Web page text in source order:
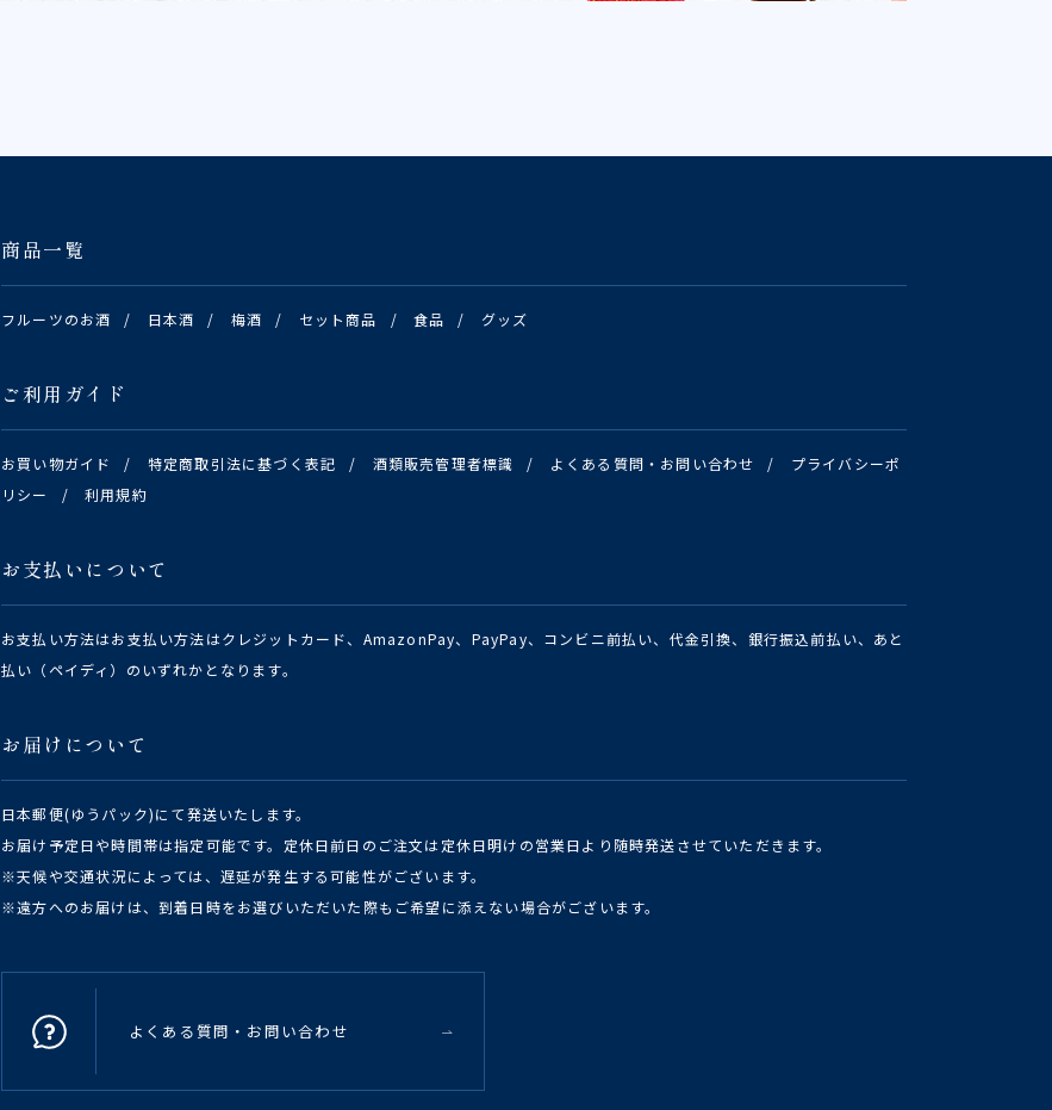
商品一覧
フルーツのお酒 / 日本酒 / 梅酒 / セット商品 / 食品 / グッズ
ご利用ガイド
お買い物ガイド / 特定商取引法に基づく表記 / 酒類販売管理者標識 / よくある質問・お問い合わせ /
プライバシーポ
リシー
/ 利用規約
お支払いについて
お支払い方法はお支払い方法はクレジットカード、AmazonPay、PayPay、コンビニ前払い、代金引換、銀行振込前払い、あと
払い（ペイディ）のいずれかとなります。
お届けについて
日本郵便(ゆうパック)にて発送いたします。
お届け予定日や時間帯は指定可能です。定休日前日のご注文は定休日明けの営業日より随時発送させていただきます。
※天候や交通状況によっては、遅延が発生する可能性がございます。
※遠方へのお届けは、到着日時をお選びいただいた際もご希望に添えない場合がございます。
よくある質問・お問い合わせ